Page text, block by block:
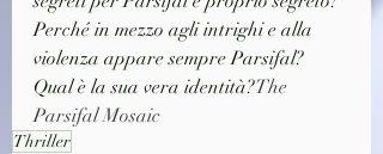
Perché in mezzo agli intrighi e alla
violenza appare sempre Parsifal?
Qual è la sua vera identità?The
Parsifal Mosaic
Thriller